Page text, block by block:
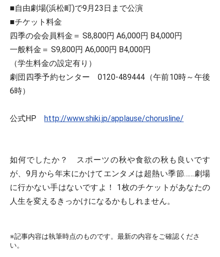
■自由劇場(浜松町)で9月23日まで公演
■チケット料金
四季の会会員料金＝ S8,800円 A6,000円 B4,000円
一般料金＝ S9,800円 A6,000円 B4,000円
（学生料金の設定有り）
劇団四季予約センター 0120-489444（午前10時～午後
6時）
公式HP http://www.shiki.jp/applause/chorusline/
如何でしたか？ スポーツの秋や食欲の秋も良いです
が、9月から年末にかけてエンタメは超熱い季節……劇場
に行かない手はないですよ！ 1枚のチケットがあなたの
人生を変えるきっかけになるかもしれません。
※記事内容は執筆時点のものです。最新の内容をご確認くださ
い。